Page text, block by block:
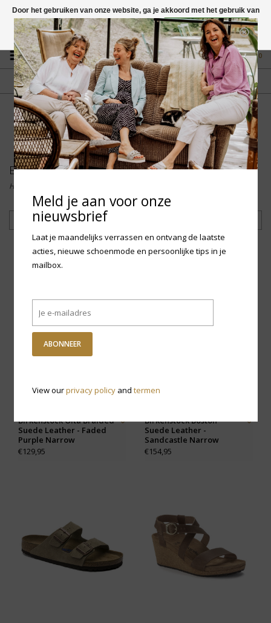
Vragen? App naar +31 58 250 1503
0
GRATIS VERZENDING NL
Vanaf € 75,-
FYSIEKE WINKEL
in Mantgum (frl)
fdad
Birkenstock
Home
Filteren
Birkenstock Oita Braided
Suede Leather - Faded
Purple Narrow
€129,95
Birkenstock Boston
Suede Leather -
Sandcastle Narrow
€154,95
Door het gebruiken van onze website, ga je akkoord met het gebruik van
cookies om onze website te verbeteren.
Dit bericht verbergen
Meer over cookies »
Meld je aan voor onze
nieuwsbrief
Laat je maandelijks verrassen en ontvang de laatste
acties, nieuwe schoenmode en persoonlijke tips in je
mailbox.
ABONNEER
View ourprivacy policyand termen